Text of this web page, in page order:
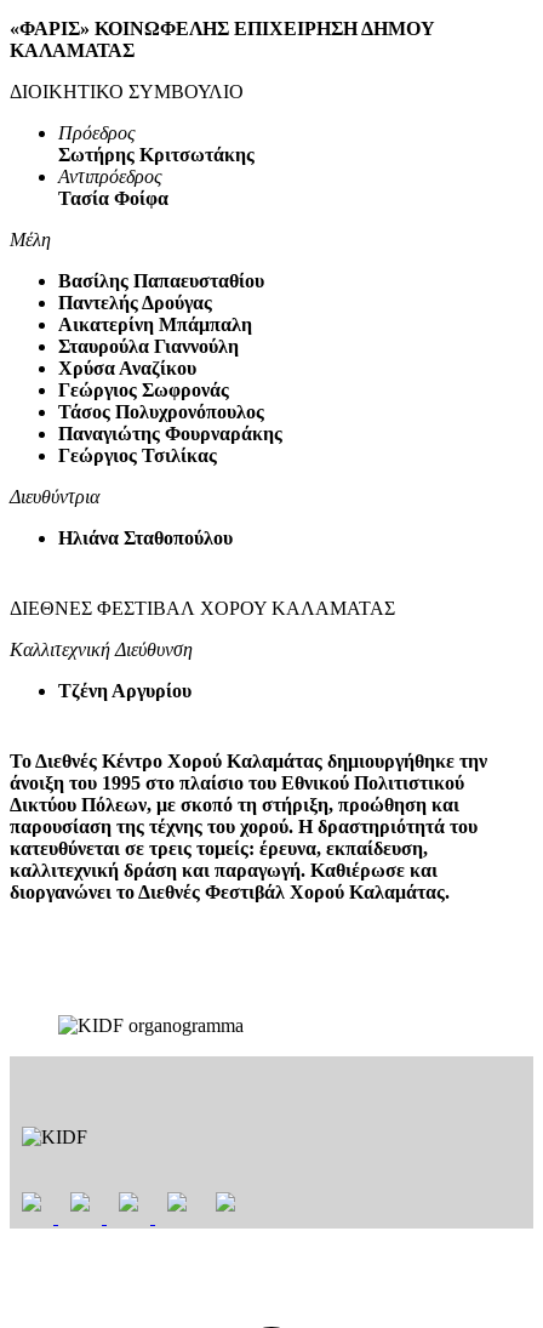
«ΦΑΡΙΣ» ΚΟΙΝΩΦΕΛΗΣ ΕΠΙΧΕΙΡΗΣΗ ΔΗΜΟΥ
ΚΑΛΑΜΑΤΑΣ
ΔΙΟΙΚΗΤΙΚΟ ΣΥΜΒΟΥΛΙΟ
Πρόεδρος
Σωτήρης Κριτσωτάκης
Αντιπρόεδρος
Τασία Φοίφα
Μέλη
Βασίλης Παπαευσταθίου
Παντελής Δρούγας
Αικατερίνη Μπάμπαλη
Σταυρούλα Γιαννούλη
Χρύσα Αναζίκου
Γεώργιος Σωφρονάς
Τάσος Πολυχρονόπουλος
Παναγιώτης Φουρναράκης
Γεώργιος Τσιλίκας
Διευθύντρια
Ηλιάνα Σταθοπούλου
ΔΙΕΘΝΕΣ ΦΕΣΤΙΒΑΛ ΧΟΡΟΥ ΚΑΛΑΜΑΤΑΣ
Καλλιτεχνική Διεύθυνση
Τζένη Αργυρίου
Το Διεθνές Κέντρο Χορού Καλαμάτας δημιουργήθηκε την
άνοιξη του 1995 στο πλαίσιο του Εθνικού Πολιτιστικού
Δικτύου Πόλεων, με σκοπό τη στήριξη, προώθηση και
παρουσίαση της τέχνης του χορού. Η δραστηριότητά του
κατευθύνεται σε τρεις τομείς: έρευνα, εκπαίδευση,
καλλιτεχνική δράση και παραγωγή. Καθιέρωσε και
διοργανώνει το Διεθνές Φεστιβάλ Χορού Καλαμάτας.